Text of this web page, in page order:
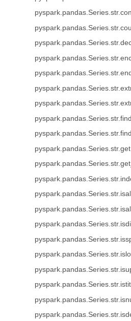
pyspark.pandas.Series.str.find
pyspark.pandas.Series.str.get